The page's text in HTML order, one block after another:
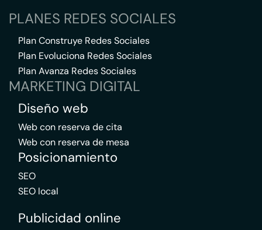
PLANES REDES SOCIALES
Plan Construye Redes Sociales
Plan Evoluciona Redes Sociales
Plan Avanza Redes Sociales
MARKETING DIGITAL
Diseño web
Web con reserva de cita
Web con reserva de mesa
Posicionamiento
SEO
SEO local
Publicidad online